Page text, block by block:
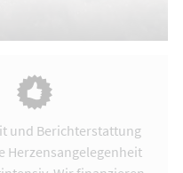
und Berichterstattung
Herzensangelegenheit